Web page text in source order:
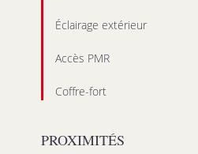
Éclairage extérieur
Accès PMR
Coffre-fort
PROXIMITÉS